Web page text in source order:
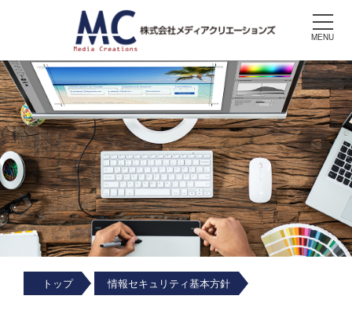
トップ 情報セキュリティ基本方針
MENU